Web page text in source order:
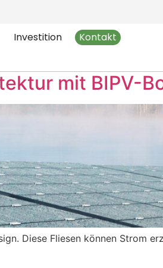
Investition Kontakt
mit BIPV-
Diese Fliesen können Strom